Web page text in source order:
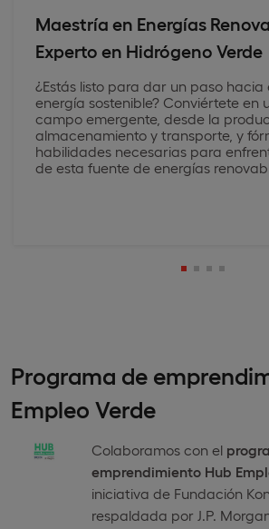
Maestría en Energías
Experto en Hidrógeno Verde
¿Estás listo para dar un paso hacia
energía sostenible? Conviértete en
campo emergente, desde la
almacenamiento y transporte, y
habilidades necesarias para
de esta fuente de energías
Programa de
Empleo Verde
Colaboramos con el
emprendimiento Hub
iniciativa de Fundación
respaldada por J.P.